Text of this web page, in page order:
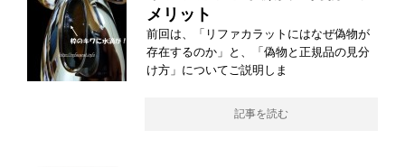
メリット
前回は、「リファカラットにはなぜ偽物が
存在するのか」と、「偽物と正規品の見分
け方」についてご説明しま
記事を読む